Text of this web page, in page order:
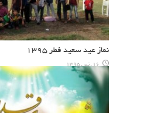
نماز عید سعید فطر ۱۳۹۵
16 , تیر , 1395